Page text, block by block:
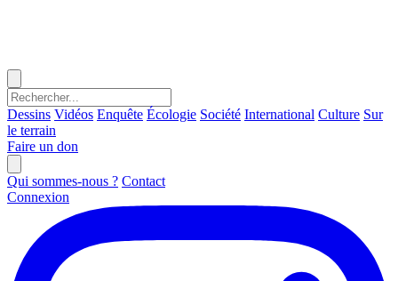
Dessins Vidéos Enquête Écologie Société International Culture Sur
le terrain
Faire un don
Qui sommes-nous ? Contact
Connexion